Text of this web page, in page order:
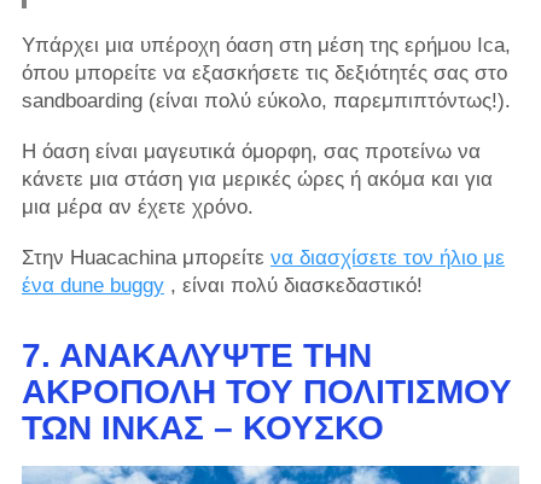
Υπάρχει μια υπέροχη όαση στη μέση της ερήμου Ica,
όπου μπορείτε να εξασκήσετε τις δεξιότητές σας στο
sandboarding (είναι πολύ εύκολο, παρεμπιπτόντως!).
Η όαση είναι μαγευτικά όμορφη, σας προτείνω να
κάνετε μια στάση για μερικές ώρες ή ακόμα και για
μια μέρα αν έχετε χρόνο.
Στην Huacachina μπορείτε να διασχίσετε τον ήλιο με
ένα dune buggy, είναι πολύ διασκεδαστικό!
7. ΑΝΑΚΑΛΎΨΤΕ ΤΗΝ
ΑΚΡΌΠΟΛΗ ΤΟΥ ΠΟΛΙΤΙΣΜΟΎ
ΤΩΝ ΊΝΚΑΣ – ΚΟΎΣΚΟ